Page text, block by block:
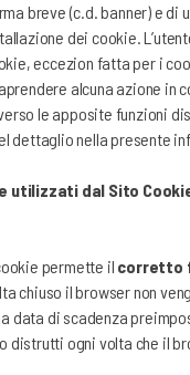
breve (c.d. banner) e di
dei cookie.
eccezion fatta per i
alcuna azione in
le apposite funzioni
dettaglio nella presente
utilizzati dal Sito
permette il corretto
chiuso il browser non
data di scadenza
distrutti ogni volta che il